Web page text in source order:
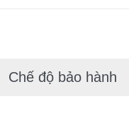
Chế độ bảo hành